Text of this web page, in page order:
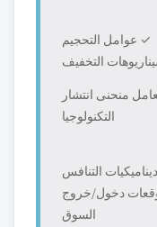
✓ عوامل التحجيم
التخفيف
منحنى انتشار
التكنولوجيا
التنافس
دخول/خروج
السوق